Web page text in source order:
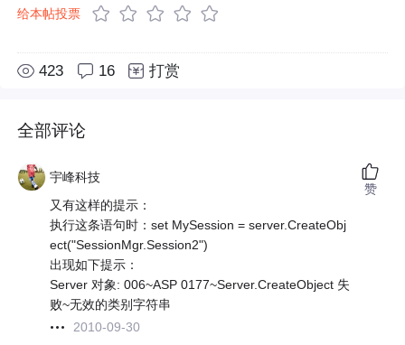
给本帖投票
423 16 打赏
全部评论
宇峰科技
又有这样的提示：
执行这条语句时：set MySession = server.CreateObj
ect("SessionMgr.Session2")
出现如下提示：
Server 对象: 006~ASP 0177~Server.CreateObject 失
败~无效的类别字符串
2010-09-30
赞